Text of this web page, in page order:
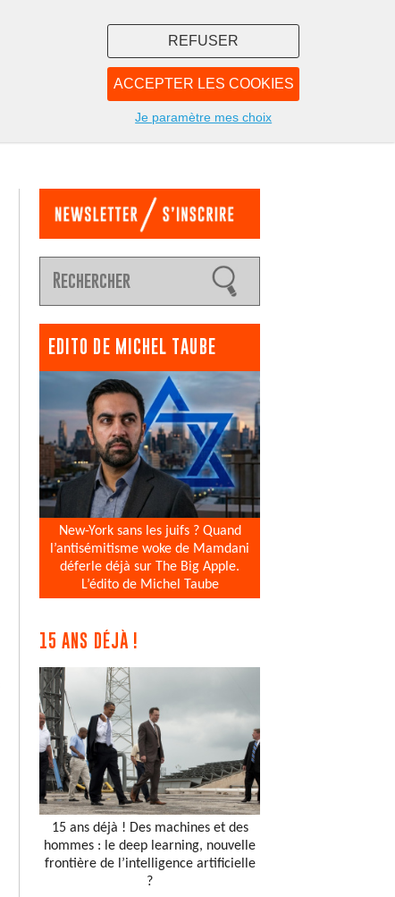
ACCEPTER LES COOKIES
REFUSER
Je paramètre mes choix
NOUS
EDITO DE MICHEL TAUBE
New-York sans les juifs ? Quand
l’antisémitisme woke de Mamdani
déferle déjà sur The Big Apple.
L’édito de Michel Taube
15 ANS DÉJÀ !
15 ans déjà ! Des machines et des
hommes : le deep learning, nouvelle
frontière de l’intelligence artificielle
?